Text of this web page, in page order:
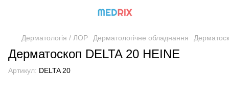
Дерматологія / ЛОР Дерматологічне обладнання
Дерматоскоп DELTA 20 HEINE
Артикул: DELTA 20